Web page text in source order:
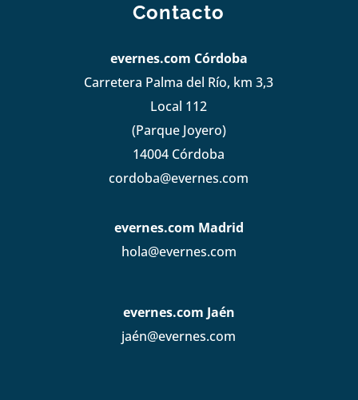
Contacto
evernes.com Córdoba
Carretera Palma del Río, km 3,3
Local 112
(Parque Joyero)
14004 Córdoba
cordoba@evernes.com
evernes.com Madrid
hola@evernes.com
evernes.com Jaén
jaén@evernes.com